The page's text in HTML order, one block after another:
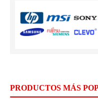
PRODUCTOS MÁS